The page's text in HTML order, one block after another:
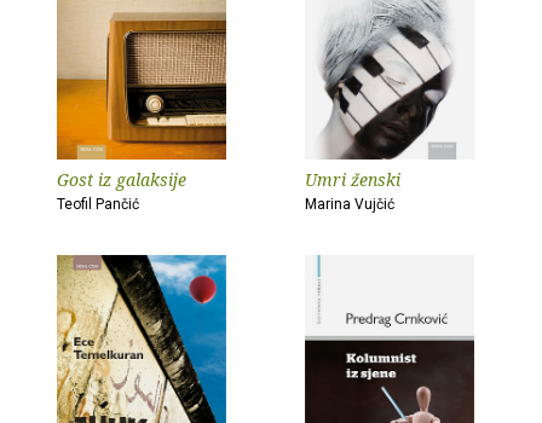
Gost iz galaksije
Teofil Pančić
Umri ženski
Marina Vujčić